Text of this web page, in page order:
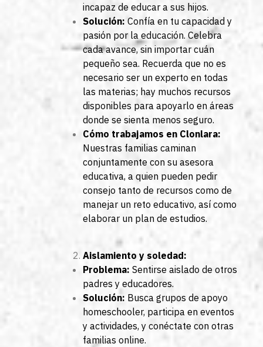
incapaz de educar a sus hijos.
Solución: Confía en tu capacidad y
pasión por la educación. Celebra
cada avance, sin importar cuán
pequeño sea. Recuerda que no es
necesario ser un experto en todas
las materias; hay muchos recursos
disponibles para apoyarlo en áreas
donde se sienta menos seguro.
Cómo trabajamos en Clonlara:
Nuestras familias caminan
conjuntamente con su asesora
educativa, a quien pueden pedir
consejo tanto de recursos como de
manejar un reto educativo, así como
elaborar un plan de estudios.
Aislamiento y soledad:
Problema: Sentirse aislado de otros
padres y educadores.
Solución: Busca grupos de apoyo
homeschooler, participa en eventos
y actividades, y conéctate con otras
familias online.